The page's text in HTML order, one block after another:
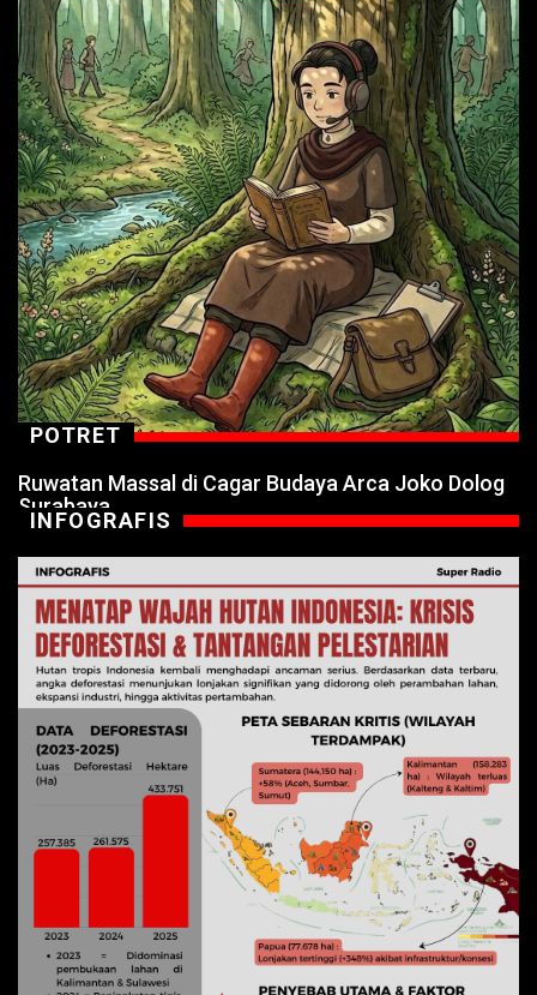
POTRET
Ruwatan Massal di Cagar Budaya Arca Joko Dolog
Surabaya
INFOGRAFIS